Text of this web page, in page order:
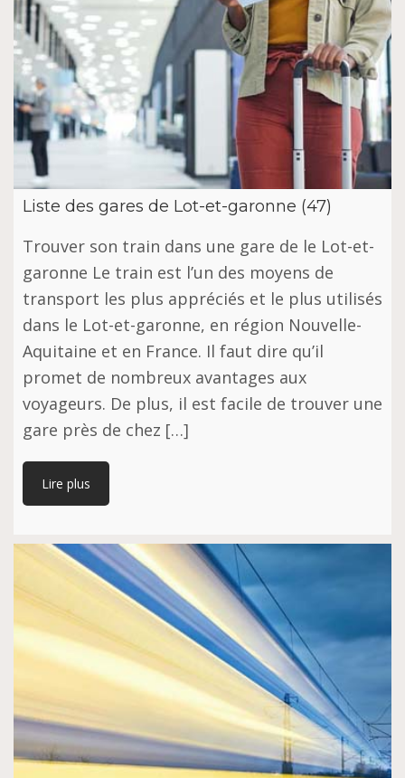
Liste des gares de Lot-et-garonne (47)
Trouver son train dans une gare de le Lot-et-
garonne Le train est l’un des moyens de
transport les plus appréciés et le plus utilisés
dans le Lot-et-garonne, en région Nouvelle-
Aquitaine et en France. Il faut dire qu’il
promet de nombreux avantages aux
voyageurs. De plus, il est facile de trouver une
gare près de chez […]
Lire plus